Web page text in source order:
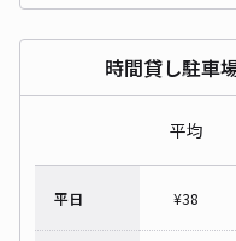
時間貸し駐車
平均
平日 ¥38